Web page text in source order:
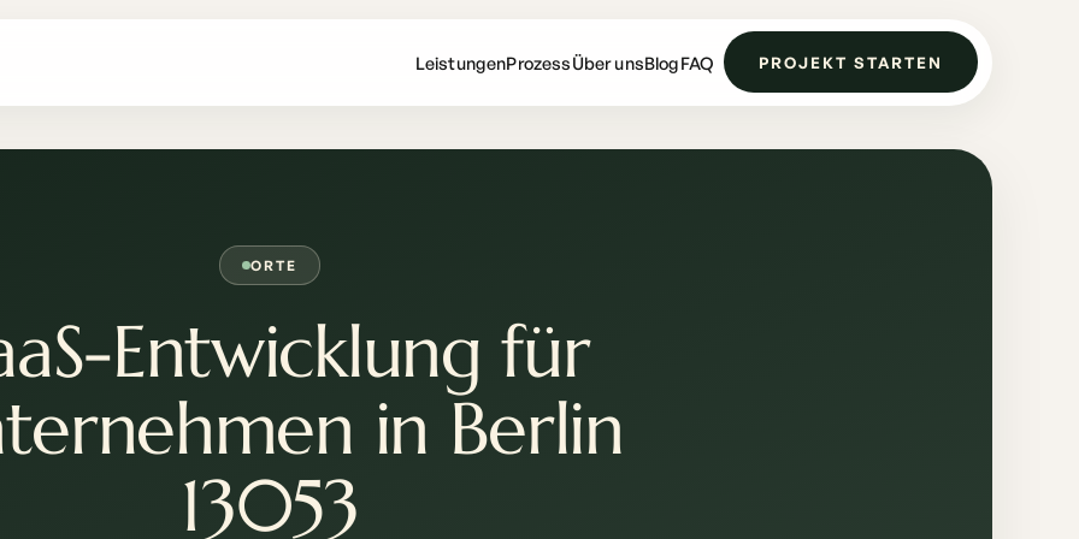
LeistungenProzessÜber unsBlogFAQ PROJEKT STARTEN
ORTE
Entwicklung für
in Berlin
13053